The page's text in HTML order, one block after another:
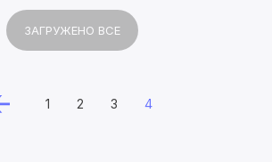
ЗАГРУЖЕНО ВСЕ
1 2 3 4